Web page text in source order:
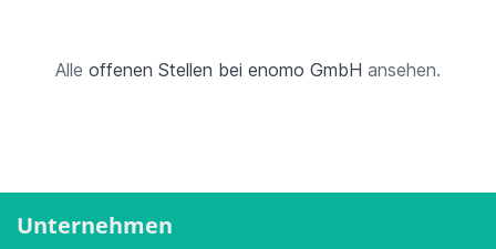
Alle offenen Stellen bei enomo GmbH ansehen.
Unternehmen